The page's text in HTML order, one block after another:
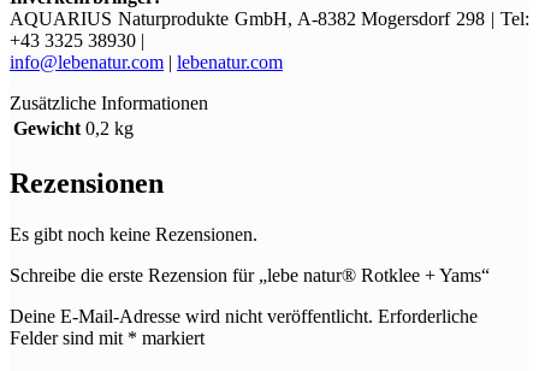
AQUARIUS Naturprodukte GmbH, A-8382 Mogersdorf 298 | Tel:
+43 3325 38930 |
info@lebenatur.com | lebenatur.com
Zusätzliche Informationen
Gewicht 0,2 kg
Rezensionen
Es gibt noch keine Rezensionen.
Schreibe die erste Rezension für „lebe natur® Rotklee + Yams“
Deine E-Mail-Adresse wird nicht veröffentlicht. Erforderliche
Felder sind mit * markiert